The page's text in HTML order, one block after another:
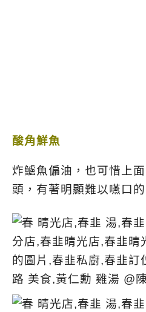
酸角鮮魚
炸鱸魚偏油，也可惜上
頭，有著明顯難以嚥口